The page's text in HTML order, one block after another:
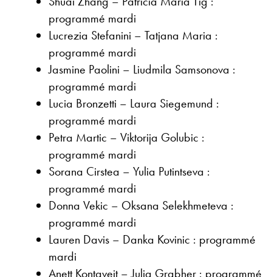
programmé mardi
Lucrezia Stefanini – Tatjana Maria :
programmé mardi
Jasmine Paolini – Liudmila Samsonova :
programmé mardi
Lucia Bronzetti – Laura Siegemund :
programmé mardi
Petra Martic – Viktorija Golubic :
programmé mardi
Sorana Cirstea – Yulia Putintseva :
programmé mardi
Donna Vekic – Oksana Selekhmeteva :
programmé mardi
Lauren Davis – Danka Kovinic : programmé
mardi
Anett Kontaveit – Julia Grabher : programmé